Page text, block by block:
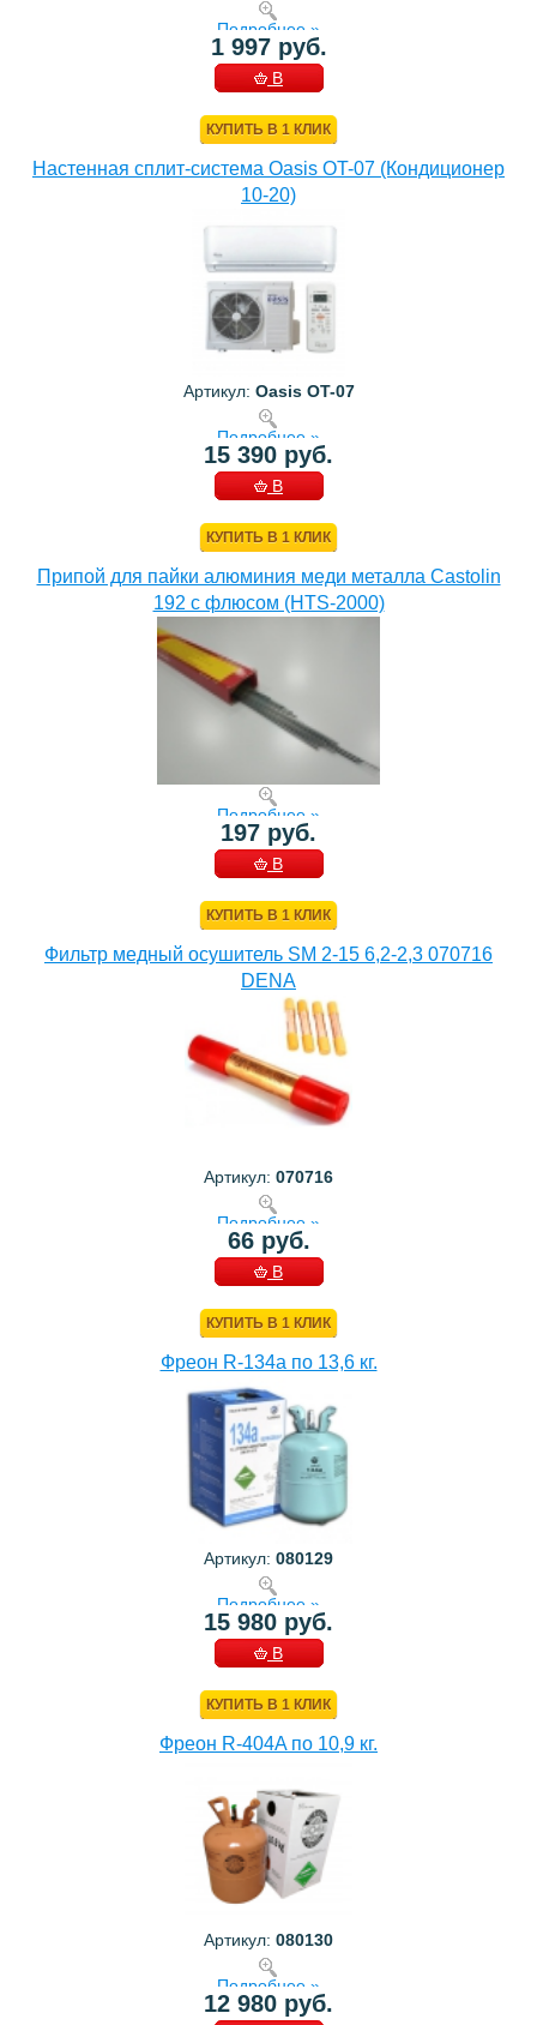
Подробнее »
1 997 руб.
В
КУПИТЬ В 1 КЛИК
Настенная сплит-система Oasis OT-07 (Кондиционер
10-20)
Артикул: Oasis OT-07
Подробнее »
15 390 руб.
В
КУПИТЬ В 1 КЛИК
Припой для пайки алюминия меди металла Castolin
192 с флюсом (HTS-2000)
Подробнее »
197 руб.
В
КУПИТЬ В 1 КЛИК
Фильтр медный осушитель SM 2-15 6,2-2,3 070716
DENA
Артикул: 070716
Подробнее »
66 руб.
В
КУПИТЬ В 1 КЛИК
Фреон R-134a по 13,6 кг.
Артикул: 080129
Подробнее »
15 980 руб.
В
КУПИТЬ В 1 КЛИК
Фреон R-404A по 10,9 кг.
Артикул: 080130
Подробнее »
12 980 руб.